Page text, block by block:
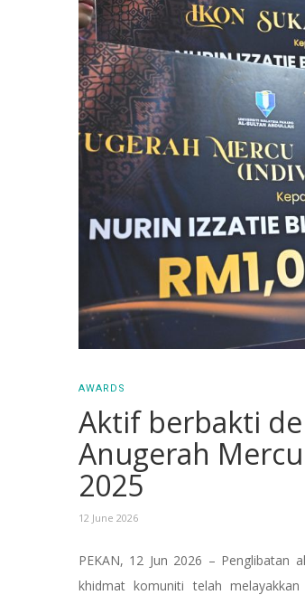
AWARDS
Aktif berbakti
Anugerah
2025
12 June 2026
PEKAN, 12 Jun 2026 – Penglibatan
khidmat komuniti telah